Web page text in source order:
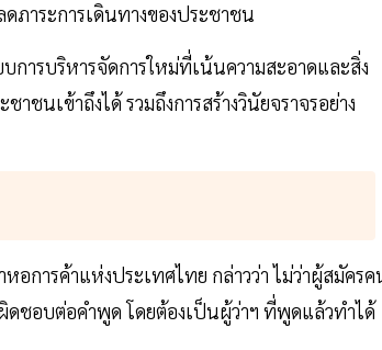
ภาระการเดินทางของประชาชน
ารบริหารจัดการใหม่ที่เน้นความสะอาดและสิ่ง
นเข้าถึงได้ รวมถึงการสร้างวินัยจราจรอย่าง
อการค้าแห่งประเทศไทย กล่าวว่า ไม่ว่าผู้สมัครค
ดชอบต่อคำพูด โดยต้องเป็นผู้ว่าฯ ที่พูดแล้วทำได้